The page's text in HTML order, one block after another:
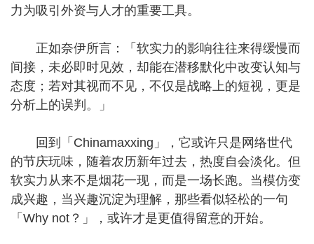
力为吸引外资与人才的重要工具。
正如奈伊所言：「软实力的影响往往来得缓慢而
间接，未必即时见效，却能在潜移默化中改变认知与
态度；若对其视而不见，不仅是战略上的短视，更是
分析上的误判。」
回到「Chinamaxxing」，它或许只是网络世代
的节庆玩味，随着农历新年过去，热度自会淡化。但
软实力从来不是烟花一现，而是一场长跑。当模仿变
成兴趣，当兴趣沉淀为理解，那些看似轻松的一句
「Why not？」，或许才是更值得留意的开始。